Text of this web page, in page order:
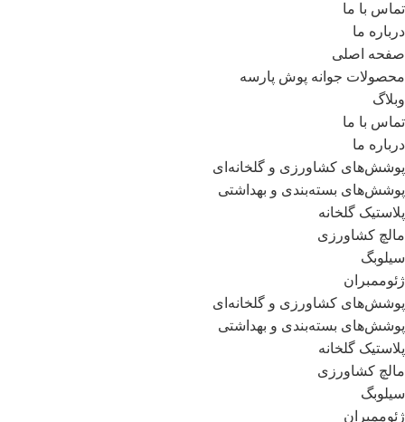
تماس با ما
درباره ما
صفحه اصلی
محصولات جوانه پوش پارسه
وبلاگ
تماس با ما
درباره ما
پوشش‌های کشاورزی و گلخانه‌ای
پوشش‌های بسته‌بندی و بهداشتی
پلاستیک گلخانه
مالچ کشاورزی
سیلوبگ
ژئوممبران
پوشش‌های کشاورزی و گلخانه‌ای
پوشش‌های بسته‌بندی و بهداشتی
پلاستیک گلخانه
مالچ کشاورزی
سیلوبگ
ژئوممبران